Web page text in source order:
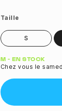
Taille
S
Quantité
M - EN STOCK
Chez vous le